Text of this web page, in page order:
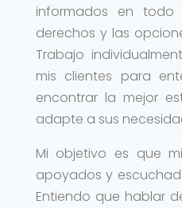
informados en todo
derechos y las
Trabajo
mis clientes para
encontrar la mejor
adapte a sus
Mi objetivo es que
apoyados y
Entiendo que hablar